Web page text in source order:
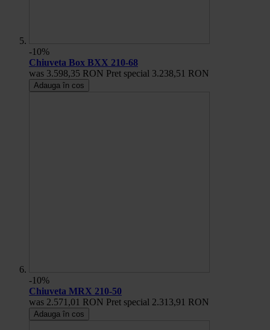
-10%
Chiuveta Box BXX 210-68
was 3.598,35 RON Pret special 3.238,51 RON
Adauga în cos
-10%
Chiuveta MRX 210-50
was 2.571,01 RON Pret special 2.313,91 RON
Adauga în cos